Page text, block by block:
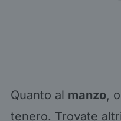
Quanto al manzo,
tenero. Trovate